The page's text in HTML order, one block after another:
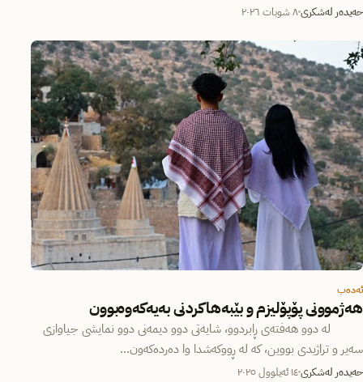
حەیدەر لەشکری٨ شوبات ٢٠٢٦
ئەدەب
هەژموونی پۆپۆلیزم و بێبەهاکردنی بەیەکەوەبوون
لە دوو هەفتەی ڕابردوو، شایەتی دوو دیمەنی دوو نمایشی جیاوازی
سەیر و تراژیدی بووین، کە لە ڕووکەشدا وا دەردەکەون…
حەیدەر لەشکری١٤ ئەیلوول ٢٠٢٥